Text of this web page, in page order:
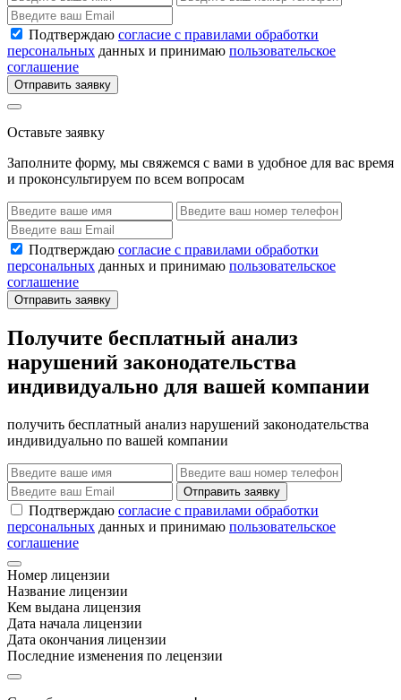
Подтверждаю согласие с правилами обработки
персональных данных и принимаю пользовательское
соглашение
Отправить заявку
Оставьте заявку
Заполните форму, мы свяжемся с вами в удобное для вас время
и проконсультируем по всем вопросам
Подтверждаю согласие с правилами обработки
персональных данных и принимаю пользовательское
соглашение
Отправить заявку
Получите бесплатный анализ
нарушений законодательства
индивидуально для вашей компании
получить бесплатный анализ нарушений законодательства
индивидуально по вашей компании
Отправить заявку
Подтверждаю согласие с правилами обработки
персональных данных и принимаю пользовательское
соглашение
Номер лицензии
Название лицензии
Кем выдана лицензия
Дата начала лицензии
Дата окончания лицензии
Последние изменения по лецензии